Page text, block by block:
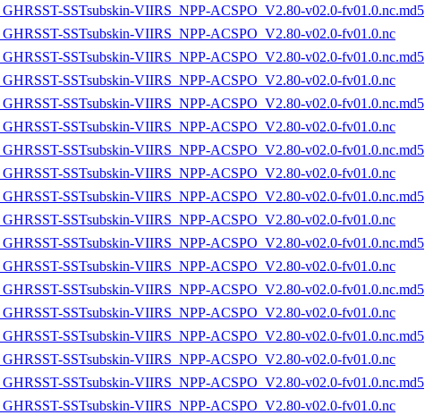
SSTsubskin-VIIRS_NPP-ACSPO_V2.80-v02.0-fv01.0.nc.md5
SSTsubskin-VIIRS_NPP-ACSPO_V2.80-v02.0-fv01.0.nc
SSTsubskin-VIIRS_NPP-ACSPO_V2.80-v02.0-fv01.0.nc.md5
SSTsubskin-VIIRS_NPP-ACSPO_V2.80-v02.0-fv01.0.nc
SSTsubskin-VIIRS_NPP-ACSPO_V2.80-v02.0-fv01.0.nc.md5
SSTsubskin-VIIRS_NPP-ACSPO_V2.80-v02.0-fv01.0.nc
SSTsubskin-VIIRS_NPP-ACSPO_V2.80-v02.0-fv01.0.nc.md5
SSTsubskin-VIIRS_NPP-ACSPO_V2.80-v02.0-fv01.0.nc
SSTsubskin-VIIRS_NPP-ACSPO_V2.80-v02.0-fv01.0.nc.md5
SSTsubskin-VIIRS_NPP-ACSPO_V2.80-v02.0-fv01.0.nc
SSTsubskin-VIIRS_NPP-ACSPO_V2.80-v02.0-fv01.0.nc.md5
SSTsubskin-VIIRS_NPP-ACSPO_V2.80-v02.0-fv01.0.nc
SSTsubskin-VIIRS_NPP-ACSPO_V2.80-v02.0-fv01.0.nc.md5
SSTsubskin-VIIRS_NPP-ACSPO_V2.80-v02.0-fv01.0.nc
SSTsubskin-VIIRS_NPP-ACSPO_V2.80-v02.0-fv01.0.nc.md5
SSTsubskin-VIIRS_NPP-ACSPO_V2.80-v02.0-fv01.0.nc
SSTsubskin-VIIRS_NPP-ACSPO_V2.80-v02.0-fv01.0.nc.md5
SSTsubskin-VIIRS_NPP-ACSPO_V2.80-v02.0-fv01.0.nc